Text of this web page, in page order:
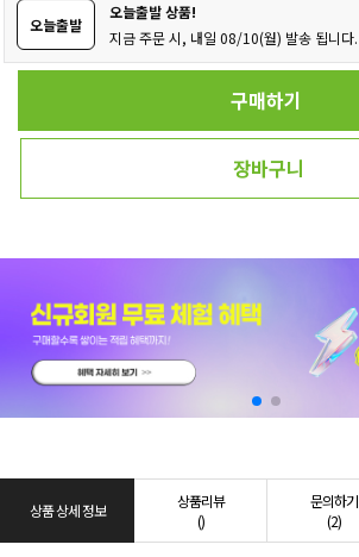
오늘출발
오늘출발 상품!
지금 주문 시, 내일 08/10(월) 발송 됩니다.
구매하기
장바구니
상품 상세 정보
상품리뷰
()
문의하기
(2)